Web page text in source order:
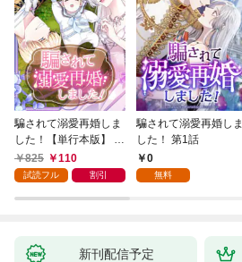
騙されて溺愛再婚しま
した！【単行本版】 1
巻825 110
試読フル 割引
騙されて溺愛再婚しま
した！ 第1話
0
無料
新刊配信予定